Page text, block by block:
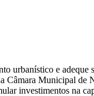
urbanístico e adeque
Municipal de
investimentos na